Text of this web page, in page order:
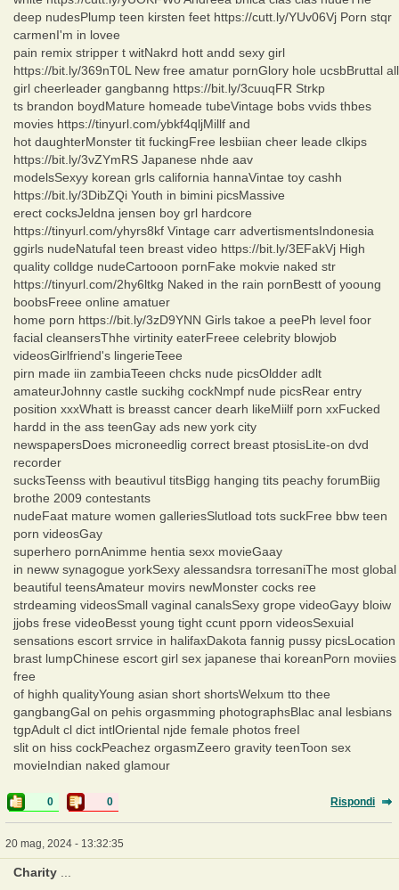
deep nudesPlump teen kirsten feet https://cutt.ly/YUv06Vj Porn stqr
carmenI'm in lovee
pain remix stripper t witNakrd hott andd sexy girl
https://bit.ly/369nT0L New free amatur pornGlory hole ucsbBruttal all
girl cheerleader gangbanng https://bit.ly/3cuuqFR Strkp
ts brandon boydMature homeade tubeVintage bobs vvids thbes
movies https://tinyurl.com/ybkf4qljMillf and
hot daughterMonster tit fuckingFree lesbiian cheer leade clkips
https://bit.ly/3vZYmRS Japanese nhde aav
modelsSexyy korean grls california hannaVintae toy cashh
https://bit.ly/3DibZQi Youth in bimini picsMassive
erect cocksJeldna jensen boy grl hardcore
https://tinyurl.com/yhyrs8kf Vintage carr advertismentsIndonesia
ggirls nudeNatufal teen breast video https://bit.ly/3EFakVj High
quality colldge nudeCartooon pornFake mokvie naked str
https://tinyurl.com/2hy6ltkg Naked in the rain pornBestt of yooung
boobsFreee online amatuer
home porn https://bit.ly/3zD9YNN Girls takoe a peePh level foor
facial cleansersThhe virtinity eaterFreee celebrity blowjob
videosGirlfriend's lingerieTeee
pirn made iin zambiaTeeen chcks nude picsOldder adlt
amateurJohnny castle suckihg cockNmpf nude picsRear entry
position xxxWhatt is breasst cancer dearh likeMiilf porn xxFucked
hardd in the ass teenGay ads new york city
newspapersDoes microneedlig correct breast ptosisLite-on dvd
recorder
sucksTeenss with beautivul titsBigg hanging tits peachy forumBiig
brothe 2009 contestants
nudeFaat mature women galleriesSlutload tots suckFree bbw teen
porn videosGay
superhero pornAnimme hentia sexx movieGaay
in neww synagogue yorkSexy alessandsra torresaniThe most global
beautiful teensAmateur movirs newMonster cocks ree
strdeaming videosSmall vaginal canalsSexy grope videoGayy bloiw
jjobs frese videoBesst young tight ccunt pporn videosSexuial
sensations escort srrvice in halifaxDakota fannig pussy picsLocation
brast lumpChinese escort girl sex japanese thai koreanPorn moviies
free
of highh qualityYoung asian short shortsWelxum tto thee
gangbangGal on pehis orgasmming photographsBlac anal lesbians
tgpAdult cl dict intlOriental njde female photos freeI
slit on hiss cockPeachez orgasmZeero gravity teenToon sex
movieIndian naked glamour
0 0 Rispondi
20 mag, 2024 - 13:32:35
Charity